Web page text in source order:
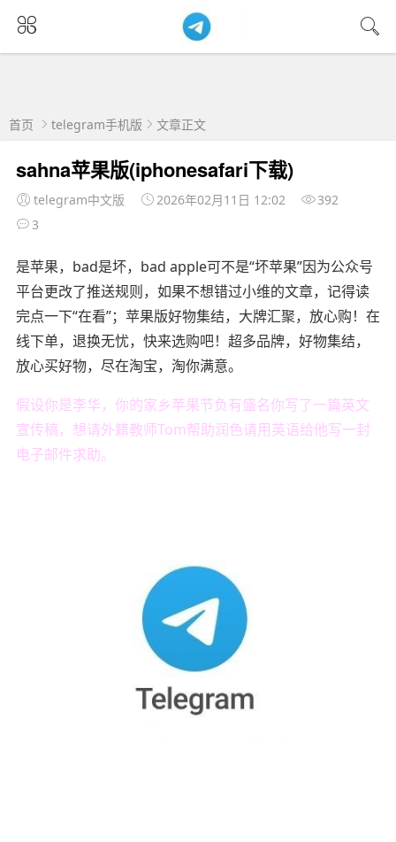
首页 telegram手机版 文章正文
sahna苹果版(iphonesafari下载)
telegram中文版 2026年02月11日 12:02
392
3
是苹果，bad是坏，bad apple可不是“坏苹果”因为公众号
平台更改了推送规则，如果不想错过小维的文章，记得读
完点一下“在看”；苹果版好物集结，大牌汇聚，放心购！在
线下单，退换无忧，快来选购吧！超多品牌，好物集结，
放心买好物，尽在淘宝，淘你满意。
假设你是李华，你的家乡苹果节负有盛名你写了一篇英文
宣传稿，想请外籍教师Tom帮助润色请用英语给他写一封
电子邮件求助。